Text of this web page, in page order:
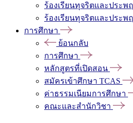
ร้องเรียนทุจริตและประพ
ร้องเรียนทุจริตและประพ
การศึกษา
ย้อนกลับ
การศึกษา
หลักสูตรที่เปิดสอน
สมัครเข้าศึกษา TCAS
ค่าธรรมเนียมการศึกษา
คณะและสำนักวิชา